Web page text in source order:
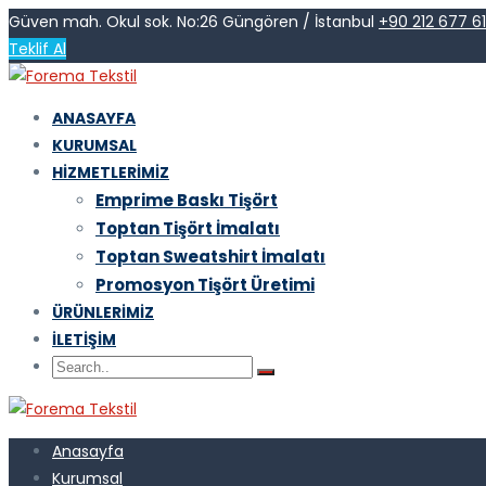
Güven mah. Okul sok. No:26 Güngören / İstanbul +90 212 677
Teklif Al
ANASAYFA
KURUMSAL
HIZMETLERIMIZ
Emprime Baskı Tişört
Toptan Tişört İmalatı
Toptan Sweatshirt İmalatı
Promosyon Tişört Üretimi
ÜRÜNLERIMIZ
İLETIŞIM
Anasayfa
Kurumsal